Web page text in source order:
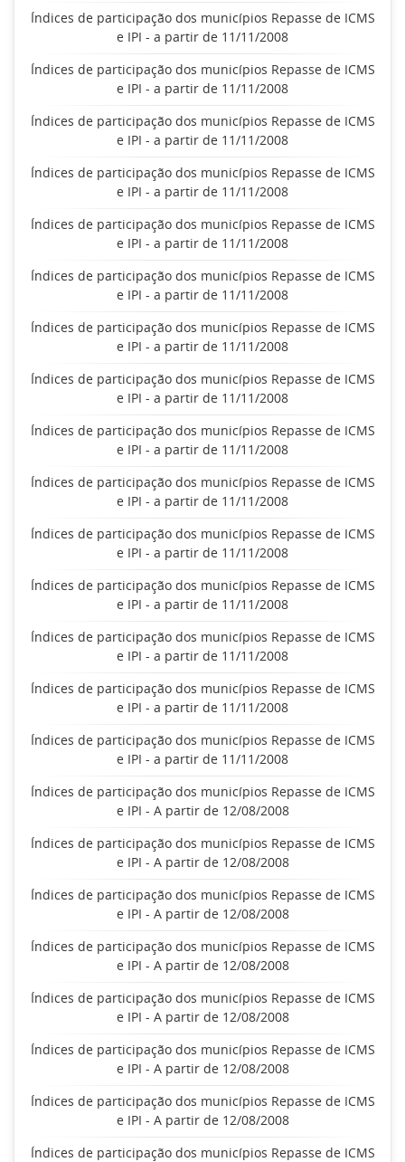
Índices de participação dos municípios Repasse de ICMS
e IPI - a partir de 11/11/2008
Índices de participação dos municípios Repasse de ICMS
e IPI - a partir de 11/11/2008
Índices de participação dos municípios Repasse de ICMS
e IPI - a partir de 11/11/2008
Índices de participação dos municípios Repasse de ICMS
e IPI - a partir de 11/11/2008
Índices de participação dos municípios Repasse de ICMS
e IPI - a partir de 11/11/2008
Índices de participação dos municípios Repasse de ICMS
e IPI - a partir de 11/11/2008
Índices de participação dos municípios Repasse de ICMS
e IPI - a partir de 11/11/2008
Índices de participação dos municípios Repasse de ICMS
e IPI - a partir de 11/11/2008
Índices de participação dos municípios Repasse de ICMS
e IPI - a partir de 11/11/2008
Índices de participação dos municípios Repasse de ICMS
e IPI - a partir de 11/11/2008
Índices de participação dos municípios Repasse de ICMS
e IPI - a partir de 11/11/2008
Índices de participação dos municípios Repasse de ICMS
e IPI - a partir de 11/11/2008
Índices de participação dos municípios Repasse de ICMS
e IPI - a partir de 11/11/2008
Índices de participação dos municípios Repasse de ICMS
e IPI - a partir de 11/11/2008
Índices de participação dos municípios Repasse de ICMS
e IPI - a partir de 11/11/2008
Índices de participação dos municípios Repasse de ICMS
e IPI - A partir de 12/08/2008
Índices de participação dos municípios Repasse de ICMS
e IPI - A partir de 12/08/2008
Índices de participação dos municípios Repasse de ICMS
e IPI - A partir de 12/08/2008
Índices de participação dos municípios Repasse de ICMS
e IPI - A partir de 12/08/2008
Índices de participação dos municípios Repasse de ICMS
e IPI - A partir de 12/08/2008
Índices de participação dos municípios Repasse de ICMS
e IPI - A partir de 12/08/2008
Índices de participação dos municípios Repasse de ICMS
e IPI - A partir de 12/08/2008
Índices de participação dos municípios Repasse de ICMS